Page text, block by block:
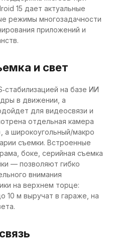
15 дает актуальные
режимы многозадачности
приложений и
и свет
на базе ИИ
в движении, а
для видеосвязи и
отдельная камера
а широкоугольный/макро
съемки. Встроенные
боке, серийная съемка
— позволяют гибко
внимания
на верхнем торце:
10 м выручат в гараже, на